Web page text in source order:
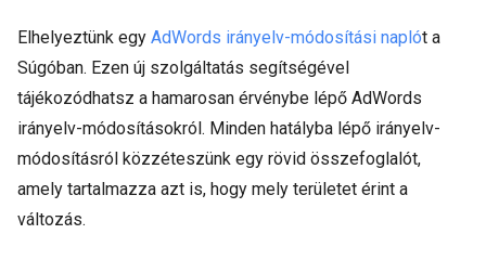
Elhelyeztünk egy AdWords irányelv-módosítási naplót a
Súgóban. Ezen új szolgáltatás segítségével
tájékozódhatsz a hamarosan érvénybe lépő AdWords
irányelv-módosításokról. Minden hatályba lépő irányelv-
módosításról közzéteszünk egy rövid összefoglalót,
amely tartalmazza azt is, hogy mely területet érint a
változás.